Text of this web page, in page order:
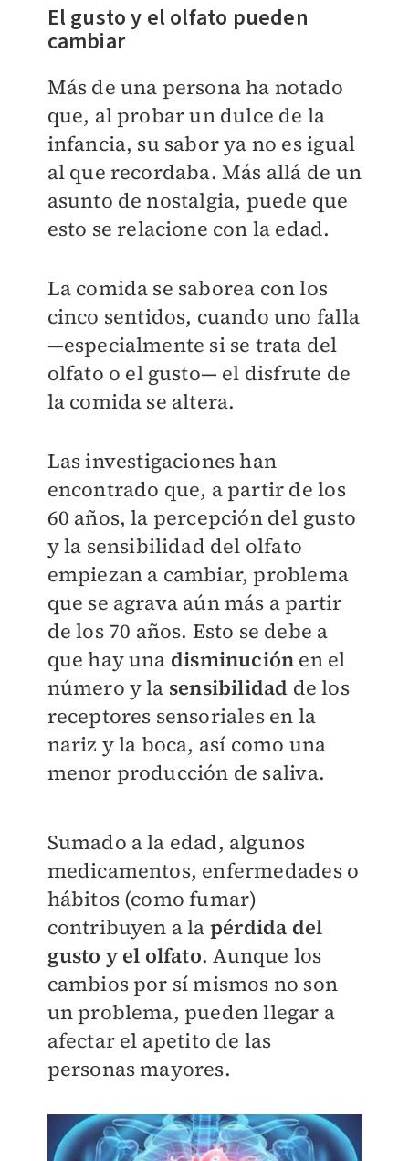
El gusto y el olfato pueden
cambiar
Más de una persona ha notado
que, al probar un dulce de la
infancia, su sabor ya no es igual
al que recordaba. Más allá de un
asunto de nostalgia, puede que
esto se relacione con la edad.
La comida se saborea con los
cinco sentidos, cuando uno falla
—especialmente si se trata del
olfato o el gusto— el disfrute de
la comida se altera.
Las investigaciones han
encontrado que, a partir de los
60 años, la percepción del gusto
y la sensibilidad del olfato
empiezan a cambiar, problema
que se agrava aún más a partir
de los 70 años. Esto se debe a
que hay una disminución en el
número y la sensibilidad de los
receptores sensoriales en la
nariz y la boca, así como una
menor producción de saliva.
Sumado a la edad, algunos
medicamentos, enfermedades o
hábitos (como fumar)
contribuyen a la pérdida del
gusto y el olfato. Aunque los
cambios por sí mismos no son
un problema, pueden llegar a
afectar el apetito de las
personas mayores.